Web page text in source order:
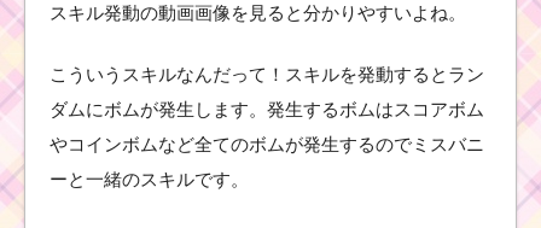
スキル発動の動画画像を見ると分かりやすいよね。
こういうスキルなんだって！スキルを発動するとラン
ダムにボムが発生します。発生するボムはスコアボム
やコインボムなど全てのボムが発生するのでミスバニ
ーと一緒のスキルです。